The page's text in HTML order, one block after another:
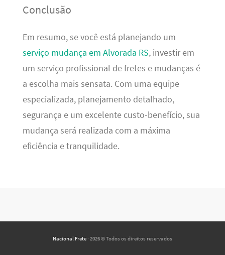
Conclusão
Em resumo, se você está planejando um
serviço mudança em Alvorada RS, investir em
um serviço profissional de fretes e mudanças é
a escolha mais sensata. Com uma equipe
especializada, planejamento detalhado,
segurança e um excelente custo-benefício, sua
mudança será realizada com a máxima
eficiência e tranquilidade.
Nacional Frete · 2026 © Todos os direitos reservados